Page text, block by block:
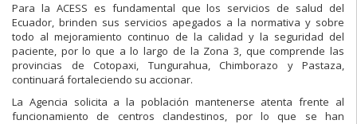
Para la ACESS es fundamental que los servicios de salud del
Ecuador, brinden sus servicios apegados a la normativa y sobre
todo al mejoramiento continuo de la calidad y la seguridad del
paciente, por lo que a lo largo de la Zona 3, que comprende las
provincias de Cotopaxi, Tungurahua, Chimborazo y Pastaza,
continuará fortaleciendo su accionar.
La Agencia solicita a la población mantenerse atenta frente al
funcionamiento de centros clandestinos, por lo que se han